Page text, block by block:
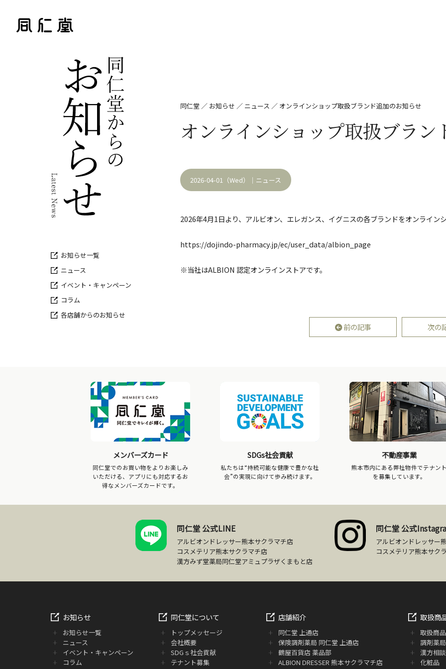
お知らせ一覧
ニュース
イベント・キャンペーン
コラム
各店舗からのお知らせ
同仁堂 ／ お知らせ ／ ニュース ／ オンラインショップ取扱ブランド追加のお知らせ
オンラインショップ取扱ブラン
2026-04-01（Wed）｜ ニュース
2026年4月1日より、アルビオン、エレガンス、イグニスの各ブランドをオンライン
https://dojindo-pharmacy.jp/ec/user_data/albion_page
※当社はALBION 認定オンラインストアです。
前の記事 次の
メンバーズカード
同仁堂でのお買い物をよりお楽しみ
いただける、アプリにも対応するお
得なメンバーズカードです。
SDGs社会貢献
私たちは“持続可能な健康で豊かな社
会”の実現に向けて歩み続けます。
不動産事業
熊本市内にある弊社物件でテナン
を募集しています。
同仁堂 公式LINE
アルビオンドレッサー熊本サクラマチ店
コスメテリア熊本サクラマチ店
漢方みず堂薬局同仁堂アミュプラザくまもと店
同仁堂 公式
アルビオンドレッサー
コスメテリア熊本サク
お知らせ
お知らせ一覧
ニュース
イベント・キャンペーン
コラム
同仁堂について
トップメッセージ
会社概要
SDGｓ社会貢献
テナント募集
店舗紹介
同仁堂 上通店
保険調剤薬局 同仁堂 上通店
鶴屋百貨店 薬品部
ALBION DRESSER 熊本サクラマチ店
取扱商
取扱商
調剤薬
漢方相
化粧品